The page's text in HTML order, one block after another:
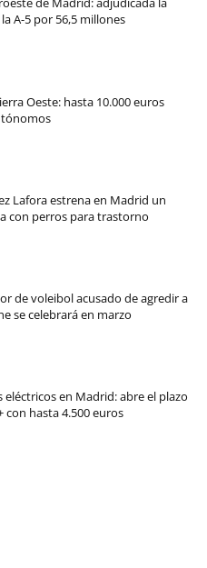
A-5 por 56,5 millones
Oeste: hasta 10.000 euros
Lafora estrena en Madrid un
con perros para trastorno
de voleibol acusado de agredir a
se celebrará en marzo
eléctricos en Madrid: abre el plazo
con hasta 4.500 euros